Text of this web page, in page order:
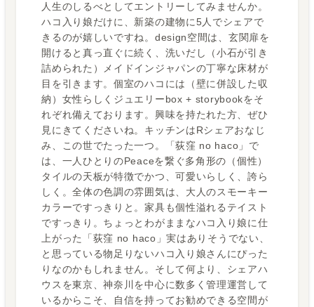
人生のしるべとしてエントリーしてみませんか。
ハコ入り娘だけに、新築の建物に5人でシェアで
きるのが嬉しいですね。design空間は、玄関扉を
開けると真っ直ぐに続く、洗いだし（小石が引き
詰められた）メイドインジャパンの丁寧な床材が
目を引きます。個室のハコには（壁に併設した収
納）女性らしくジュエリーbox + storybookをそ
れぞれ備えております。興味を持たれた方、ぜひ
見にきてくださいね。キッチンはRシェアおなじ
み、この世でたった一つ。「荻窪 no haco」で
は、一人ひとりのPeaceを繋ぐ多角形の（個性）
タイルの天板が特徴でかつ、可愛いらしく、誇ら
しく。全体の色調の雰囲気は、大人のスモーキー
カラーですっきりと。家具も個性溢れるテイスト
ですっきり。ちょっとわがままなハコ入り娘に仕
上がった「荻窪 no haco」実はありそうでない、
と思っている物足りないハコ入り娘さんにぴった
りなのかもしれません。そして何より、シェアハ
ウスを東京、神奈川を中心に数多く管理運営して
いるからこそ、自信を持ってお勧めできる空間が